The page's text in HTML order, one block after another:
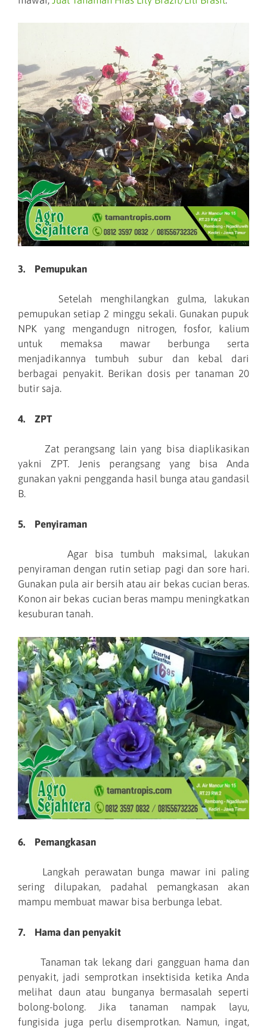
3. Pemupukan
Setelah menghilangkan gulma, lakukan
pemupukan setiap 2 minggu sekali. Gunakan pupuk
NPK yang mengandugn nitrogen, fosfor, kalium
untuk memaksa mawar berbunga serta
menjadikannya tumbuh subur dan kebal dari
berbagai penyakit. Berikan dosis per tanaman 20
butir saja.
4. ZPT
Zat perangsang lain yang bisa diaplikasikan
yakni ZPT. Jenis perangsang yang bisa Anda
gunakan yakni pengganda hasil bunga atau gandasil
B.
5. Penyiraman
Agar bisa tumbuh maksimal, lakukan
penyiraman dengan rutin setiap pagi dan sore hari.
Gunakan pula air bersih atau air bekas cucian beras.
Konon air bekas cucian beras mampu meningkatkan
kesuburan tanah.
6. Pemangkasan
Langkah perawatan bunga mawar ini paling
sering dilupakan, padahal pemangkasan akan
mampu membuat mawar bisa berbunga lebat.
7. Hama dan penyakit
Tanaman tak lekang dari gangguan hama dan
penyakit, jadi semprotkan insektisida ketika Anda
melihat daun atau bunganya bermasalah seperti
bolong-bolong. Jika tanaman nampak layu,
fungisida juga perlu disemprotkan. Namun, ingat,